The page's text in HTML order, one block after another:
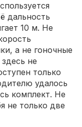
дальность
10 м. Не
а не гоночные
не
только
удалось
комплект. Не
не только две